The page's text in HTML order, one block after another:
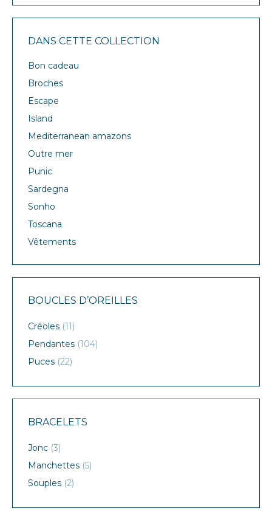
DANS CETTE COLLECTION
Bon cadeau
Broches
Escape
Island
Mediterranean amazons
Outre mer
Punic
Sardegna
Sonho
Toscana
Vêtements
BOUCLES D’OREILLES
Créoles (11)
Pendantes (104)
Puces (22)
BRACELETS
Jonc (3)
Manchettes (5)
Souples (2)